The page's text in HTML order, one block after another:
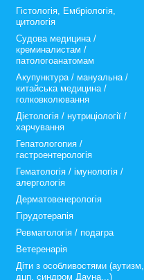
Гістологія, Ембріологія,
цитологія
Судова медицина /
креминалистам /
патологоанатомам
Акупунктура / мануальна /
китайська медицина /
голковколювання
Дієтологія / нутриціології /
харчування
Гепатологопия /
гастроентерологія
Гематологія / імунологія /
алергологія
Дерматовенерологія
Гірудотерапія
Ревматологія / подагра
Ветеренарія
Діти з особливостями (аутизм,
дцп, синдром Дауна...)